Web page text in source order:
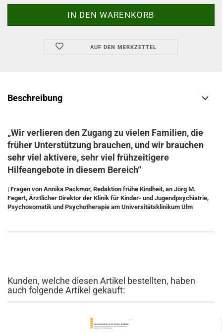
AUF DEN MERKZETTEL
Beschreibung
„Wir verlieren den Zugang zu vielen Familien, die
früher Unterstützung brauchen, und wir brauchen
sehr viel aktivere, sehr viel frühzeitigere
Hilfeangebote in diesem Bereich“
| Fragen von Annika Packmor, Redaktion frühe Kindheit, an Jörg M.
Fegert, Ärztlicher Direktor der Klinik für Kinder- und Jugendpsychiatrie,
Psychosomatik und Psychotherapie am Universitätsklinikum Ulm
Kunden, welche diesen Artikel bestellten, haben
auch folgende Artikel gekauft: